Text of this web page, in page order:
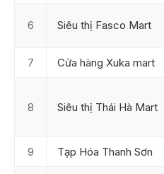
6 Siêu thị Fasco Mart
7 Cửa hàng Xuka mart
8 Siêu thị Thái Hà Mart
9 Tạp Hóa Thanh Sơn